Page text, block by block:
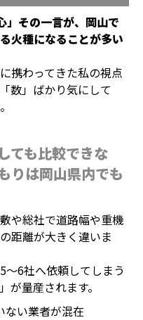
」その一言が、岡山で
火種になることが多い
携わってきた私の視点
数」ばかり気にして
ても比較できな
りは岡山県内でも
や総社で道路幅や重機
距離が大きく違いま
〜6社へ依頼してしまう
が量産されます。
ない業者が混在